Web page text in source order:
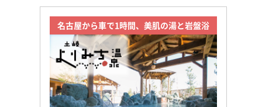
名古屋から車で1時間、美肌の湯と岩盤浴